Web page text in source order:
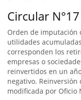
Circular
Orden de imputación
utilidades
corresponden los
empresas o
reinvertidos en un
negativo. Reinversión
modificada por Oficio